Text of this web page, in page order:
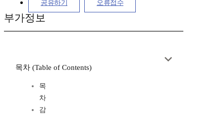
공유하기 오류접수
부가정보
목차 (Table of Contents)
목
차
감